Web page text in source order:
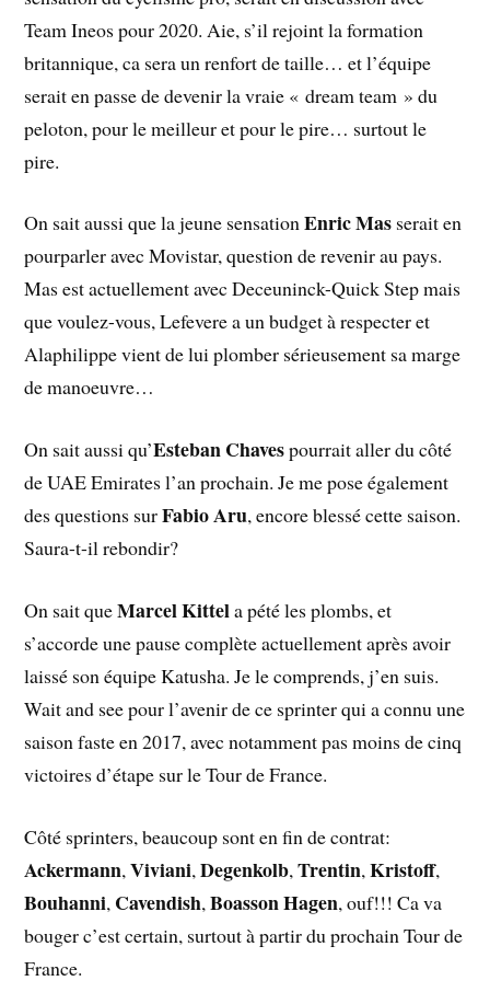
Team Ineos pour 2020. Aie, s’il rejoint la formation
britannique, ca sera un renfort de taille… et l’équipe
serait en passe de devenir la vraie « dream team » du
peloton, pour le meilleur et pour le pire… surtout le
pire.
On sait aussi que la jeune sensationEnric Mas serait en
pourparler avec Movistar, question de revenir au pays.
Mas est actuellement avec Deceuninck-Quick Step mais
que voulez-vous, Lefevere a un budget à respecter et
Alaphilippe vient de lui plomber sérieusement sa marge
de manoeuvre…
On sait aussi qu’Esteban Chavespourrait aller du côté
de UAE Emirates l’an prochain. Je me pose également
des questions surFabio Aru, encore blessé cette saison.
Saura-t-il rebondir?
On sait queMarcel Kittela pété les plombs, et
s’accorde une pause complète actuellement après avoir
laissé son équipe Katusha. Je le comprends, j’en suis.
Wait and see pour l’avenir de ce sprinter qui a connu une
saison faste en 2017, avec notamment pas moins de cinq
victoires d’étape sur le Tour de France.
Côté sprinters, beaucoup sont en fin de contrat:
Ackermann,Viviani,Degenkolb,Trentin,Kristoff,
Bouhanni, Cavendish,Boasson Hagen, ouf!!! Ca va
bouger c’est certain, surtout à partir du prochain Tour de
France.